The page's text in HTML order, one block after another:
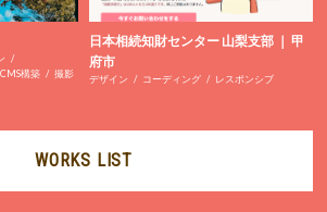
CMS構築 撮影
日本相続知財センター 山梨支部 ｜ 甲
府市
デザイン コーディング レスポンシブ
WORKS LIST